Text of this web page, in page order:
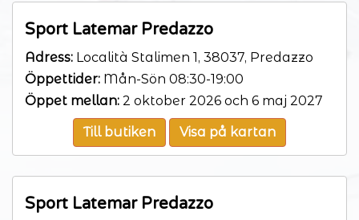
Sport Latemar Predazzo
Adress: Località Stalimen 1, 38037, Predazzo
Öppettider: Mån-Sön 08:30-19:00
Öppet mellan: 2 oktober 2026 och 6 maj 2027
Till butiken Visa på kartan
Sport Latemar Predazzo